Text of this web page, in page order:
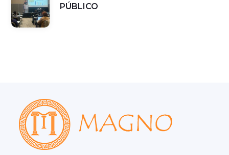
PÚBLICO